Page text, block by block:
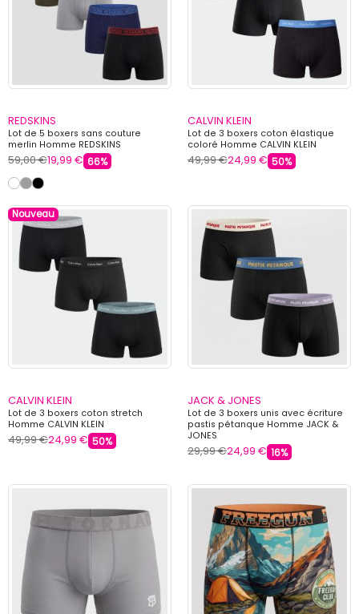
REDSKINS
Lot de 5 boxers sans couture
merlin Homme REDSKINS
59,00 €19,99 € 66%
CALVIN KLEIN
Lot de 3 boxers coton élastique
coloré Homme CALVIN KLEIN
49,99 €24,99 € 50%
Nouveau
CALVIN KLEIN
Lot de 3 boxers coton stretch
Homme CALVIN KLEIN
49,99 €24,99 € 50%
JACK & JONES
Lot de 3 boxers unis avec écriture
pastis pétanque Homme JACK &
JONES
29,99 €24,99 € 16%